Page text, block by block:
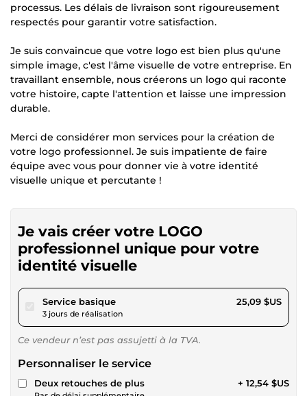
processus. Les délais de livraison sont rigoureusement
respectés pour garantir votre satisfaction.
Je suis convaincue que votre logo est bien plus qu'une
simple image, c'est l'âme visuelle de votre entreprise. En
travaillant ensemble, nous créerons un logo qui raconte
votre histoire, capte l'attention et laisse une impression
durable.
Merci de considérer mon services pour la création de
votre logo professionnel. Je suis impatiente de faire
équipe avec vous pour donner vie à votre identité
visuelle unique et percutante !
Je vais créer votre LOGO
professionnel unique pour votre
identité visuelle
Service basiquepour 23,12 $US
3 jours de réalisation
25,09 $US
Ce vendeur n’est pas assujetti à la TVA.
Personnaliser le service
Deux retouches de plus + 12,54 $US